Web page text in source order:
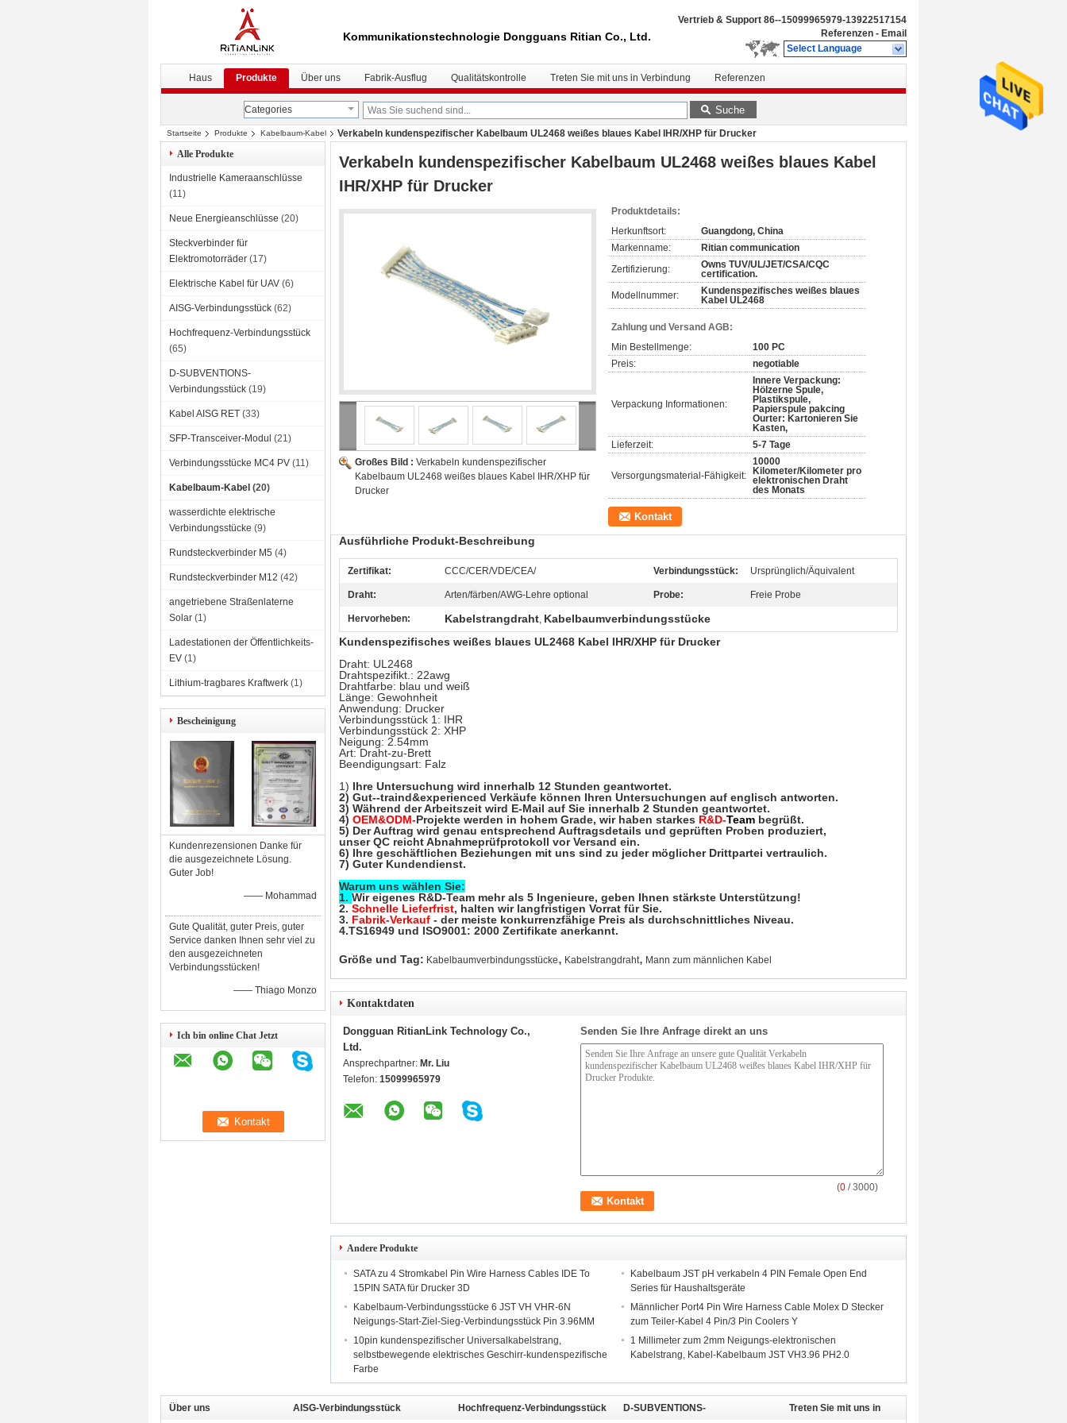
Kommunikationstechnologie Dongguans Ritian Co., Ltd.
Vertrieb & Support 86--15099965979-13922517154
Referenzen - Email
Select Language
Haus Produkte Über uns Fabrik-Ausflug Qualitätskontrolle Treten Sie mit uns in Verbindung Referenzen
Categories Suche
Startseite Produkte Kabelbaum-Kabel
Verkabeln kundenspezifischer Kabelbaum UL2468 weißes blaues Kabel IHR/XHP für Drucker
Alle Produkte
Industrielle Kameraanschlüsse
(11)
Neue Energieanschlüsse (20)
Steckverbinder für
Elektromotorräder (17)
Elektrische Kabel für UAV (6)
AISG-Verbindungsstück (62)
Hochfrequenz-Verbindungsstück
(65)
D-SUBVENTIONS-
Verbindungsstück (19)
Kabel AISG RET (33)
SFP-Transceiver-Modul (21)
Verbindungsstücke MC4 PV (11)
Kabelbaum-Kabel (20)
wasserdichte elektrische
Verbindungsstücke (9)
Rundsteckverbinder M5 (4)
Rundsteckverbinder M12 (42)
angetriebene Straßenlaterne
Solar (1)
Ladestationen der Öffentlichkeits-
EV (1)
Lithium-tragbares Kraftwerk (1)
Bescheinigung
Kundenrezensionen Danke für
die ausgezeichnete Lösung.
Guter Job!
—— Mohammad
Gute Qualität, guter Preis, guter
Service danken Ihnen sehr viel zu
den ausgezeichneten
Verbindungsstücken!
—— Thiago Monzo
Ich bin online Chat Jetzt
Verkabeln kundenspezifischer Kabelbaum UL2468 weißes blaues Kabel
IHR/XHP für Drucker
Großes Bild : Verkabeln kundenspezifischer
Kabelbaum UL2468 weißes blaues Kabel IHR/XHP für
Drucker
Produktdetails:
Herkunftsort:
Guangdong, China
Markenname:
Ritian communication
Zertifizierung:
Owns TUV/UL/JET/CSA/CQC
certification.
Modellnummer:
Kundenspezifisches weißes blaues
Kabel UL2468
Zahlung und Versand AGB:
Min Bestellmenge:
100 PC
Preis:
negotiable
Verpackung Informationen:
Innere Verpackung:
Hölzerne Spule,
Plastikspule,
Papierspule pakcing
Ourter: Kartonieren Sie
Kasten,
Lieferzeit:
5-7 Tage
Versorgungsmaterial-Fähigkeit:
10000
Kilometer/Kilometer pro
elektronischen Draht
des Monats
Kontakt
Ausführliche Produkt-Beschreibung
Zertifikat: CCC/CER/VDE/CEA/ Verbindungsstück: Ursprünglich/Äquivalent
Draht: Arten/färben/AWG-Lehre optional Probe: Freie Probe
Hervorheben: Kabelstrangdraht, Kabelbaumverbindungsstücke
Kundenspezifisches weißes blaues UL2468 Kabel IHR/XHP für Drucker
Draht: UL2468
Drahtspezifikt.: 22awg
Drahtfarbe: blau und weiß
Länge: Gewohnheit
Anwendung: Drucker
Verbindungsstück 1: IHR
Verbindungsstück 2: XHP
Neigung: 2.54mm
Art: Draht-zu-Brett
Beendigungsart: Falz
1) Ihre Untersuchung wird innerhalb 12 Stunden geantwortet.
2) Gut--traind&experienced Verkäufe können Ihren Untersuchungen auf englisch antworten.
3) Während der Arbeitszeit wird E-Mail auf Sie innerhalb 2 Stunden geantwortet.
4) OEM&ODM-Projekte werden in hohem Grade, wir haben starkes R&D-Team begrüßt.
5) Der Auftrag wird genau entsprechend Auftragsdetails und geprüften Proben produziert,
unser QC reicht Abnahmeprüfprotokoll vor Versand ein.
6) Ihre geschäftlichen Beziehungen mit uns sind zu jeder möglicher Drittpartei vertraulich.
7) Guter Kundendienst.
Warum uns wählen Sie:
1. Wir eigenes R&D-Team mehr als 5 Ingenieure, geben Ihnen stärkste Unterstützung!
2. Schnelle Lieferfrist, halten wir langfristigen Vorrat für Sie.
3. Fabrik-Verkauf - der meiste konkurrenzfähige Preis als durchschnittliches Niveau.
4.TS16949 und ISO9001: 2000 Zertifikate anerkannt.
Größe und Tag: Kabelbaumverbindungsstücke, Kabelstrangdraht, Mann zum männlichen Kabel
Kontaktdaten
Dongguan RitianLink Technology Co.,
Ltd.
Ansprechpartner: Mr. Liu
Telefon: 15099965979
Senden Sie Ihre Anfrage direkt an uns
(0 / 3000)
Andere Produkte
SATA zu 4 Stromkabel Pin Wire Harness Cables IDE To
15PIN SATA für Drucker 3D
Kabelbaum JST pH verkabeln 4 PIN Female Open End
Series für Haushaltsgeräte
Kabelbaum-Verbindungsstücke 6 JST VH VHR-6N
Neigungs-Start-Ziel-Sieg-Verbindungsstück Pin 3.96MM
Männlicher Port4 Pin Wire Harness Cable Molex D Stecker
zum Teiler-Kabel 4 Pin/3 Pin Coolers Y
10pin kundenspezifischer Universalkabelstrang,
selbstbewegende elektrisches Geschirr-kundenspezifische
Farbe
1 Millimeter zum 2mm Neigungs-elektronischen
Kabelstrang, Kabel-Kabelbaum JST VH3.96 PH2.0
Über uns AISG-Verbindungsstück Hochfrequenz-Verbindungsstück D-SUBVENTIONS- Treten Sie mit uns in